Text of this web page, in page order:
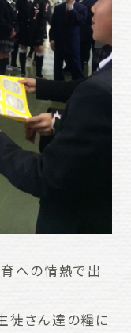
への情熱で出
徒さん達の糧に